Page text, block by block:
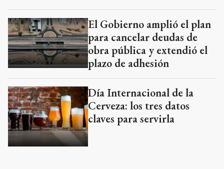
El Gobierno amplió el plan
para cancelar deudas de
obra pública y extendió el
plazo de adhesión
Día Internacional de la
Cerveza: los tres datos
claves para servirla